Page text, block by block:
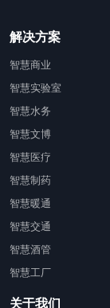
解决方案
智慧商业
智慧实验室
智慧水务
智慧文博
智慧医疗
智慧制药
智慧暖通
智慧交通
智慧酒管
智慧工厂
关于我们